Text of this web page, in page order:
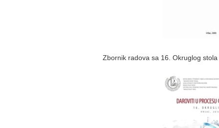
Zbornik radova sa 16. Okruglog stola